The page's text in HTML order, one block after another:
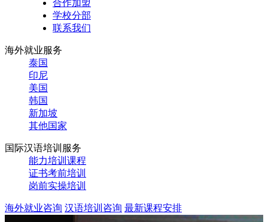
合作加盟
学校分部
联系我们
海外就业服务
泰国
印尼
美国
韩国
新加坡
其他国家
国际汉语培训服务
能力培训课程
证书考前培训
岗前实操培训
海外就业咨询 汉语培训咨询 最新课程安排